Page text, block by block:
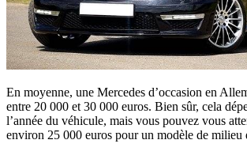
En moyenne, une Mercedes d’occasion en
entre 20 000 et 30 000 euros. Bien sûr, cela
l’année du véhicule, mais vous pouvez vous
environ 25 000 euros pour un modèle de milieu